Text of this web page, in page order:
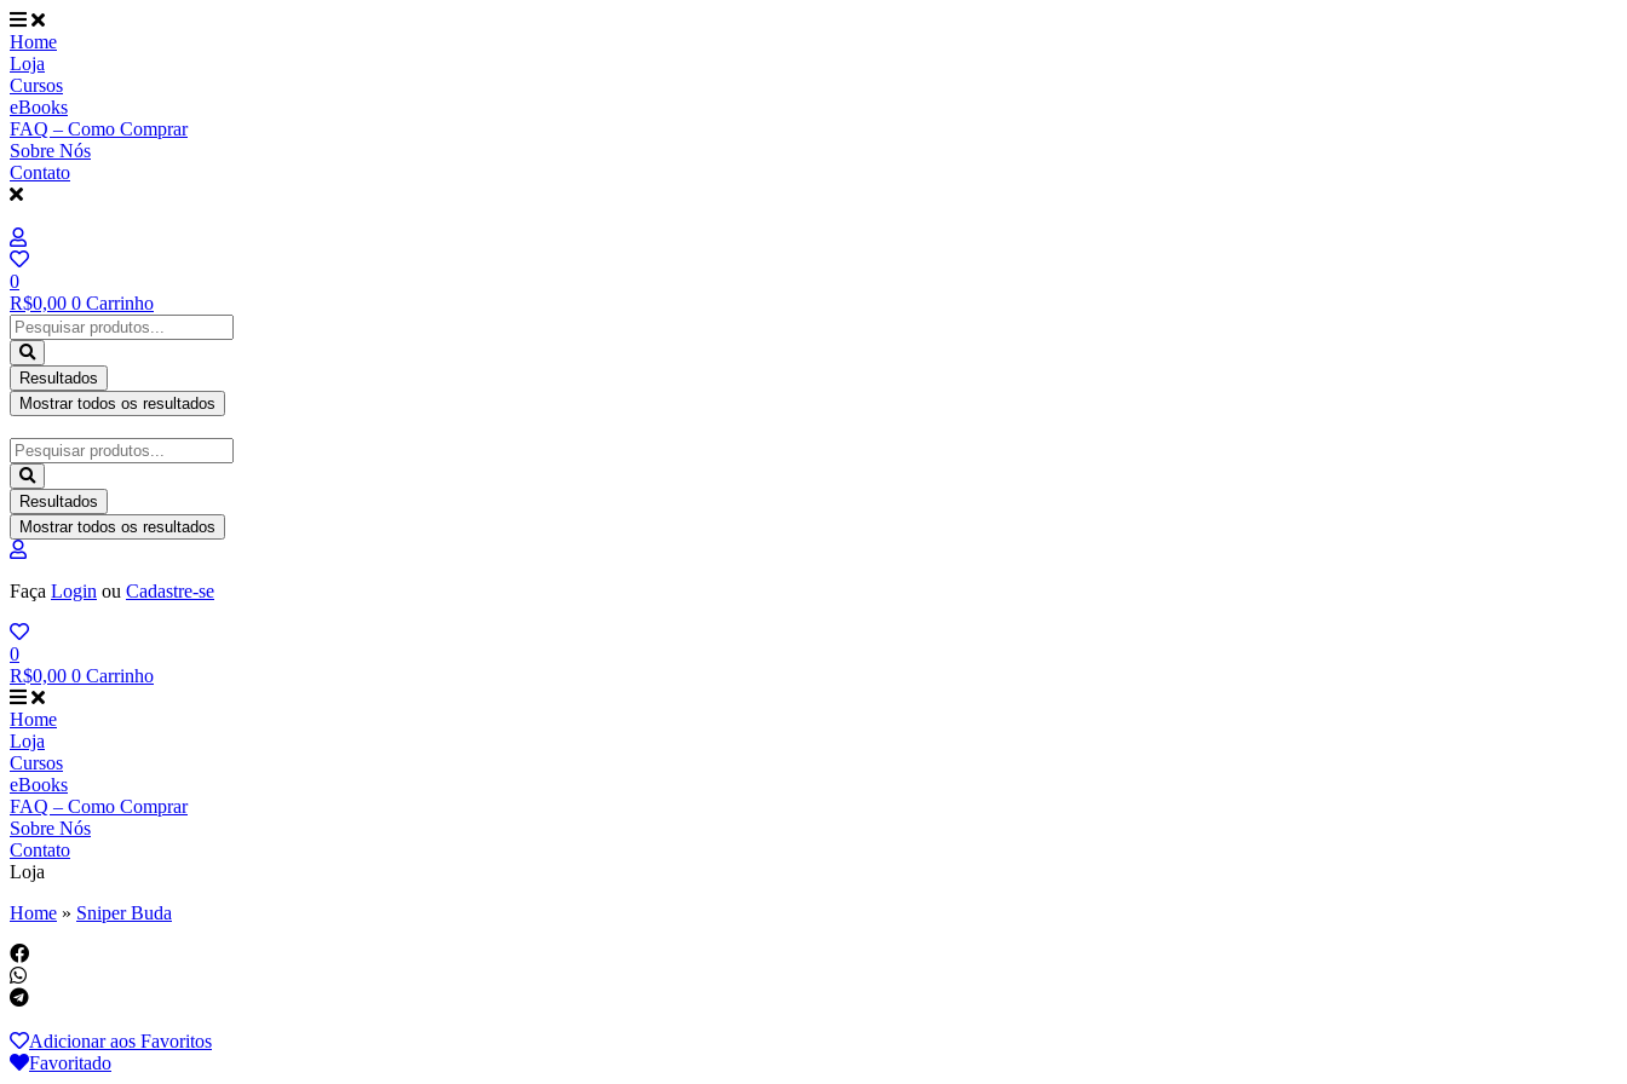
Ir
para
o
conteúdo
Home
Loja
Cursos
eBooks
FAQ – Como Comprar
Sobre Nós
Contato
0
R$0,00 0 Carrinho
Pesquisar
...
Resultados
Mostrar todos os resultados
Pesquisar
...
Resultados
Mostrar todos os resultados
Faça Login ou Cadastre-se
0
R$0,00 0 Carrinho
Home
Loja
Cursos
eBooks
FAQ – Como Comprar
Sobre Nós
Contato
Loja
Home » Sniper Buda
Adicionar aos Favoritos
Favoritado